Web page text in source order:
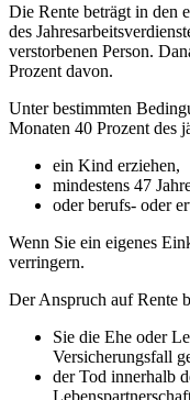
Die Rente beträgt in den
des
verstorbenen Person.
Prozent davon.
Unter bestimmten
Monaten 40 Prozent des
ein Kind erziehen,
mindestens 47
oder berufs- oder
Wenn Sie ein eigenes
verringern.
Der Anspruch auf Rente
Sie die Ehe oder
Versicherungsfall
der Tod innerhalb